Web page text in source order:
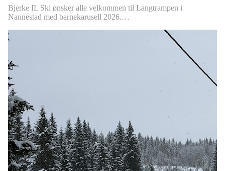
Bjerke IL Ski ønsker alle velkommen til Langtrampen i
Nannestad med barnekarusell 2026.…